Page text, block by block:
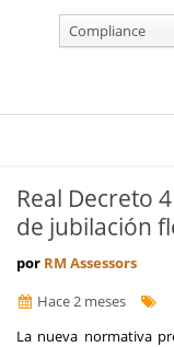
Compliance
Real Decreto
de jubilación
por RM Assessors
Hace 2 meses
La nueva normativa